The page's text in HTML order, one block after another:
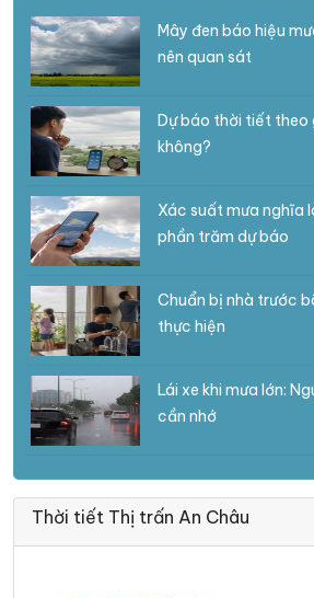
Mây đen báo hiệu
nên quan sát
Dự báo thời tiết theo
không?
Xác suất mưa nghĩa
phần trăm dự báo
Chuẩn bị nhà trước
thực hiện
Lái xe khi mưa lớn:
cần nhớ
Thời tiết Thị trấn An Châu